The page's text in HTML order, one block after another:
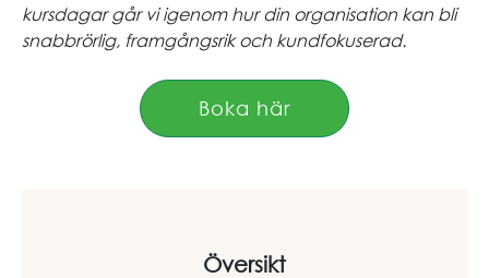
kursdagar går vi igenom hur din organisation kan bli
snabbrörlig, framgångsrik och kundfokuserad.
Boka här
Översikt